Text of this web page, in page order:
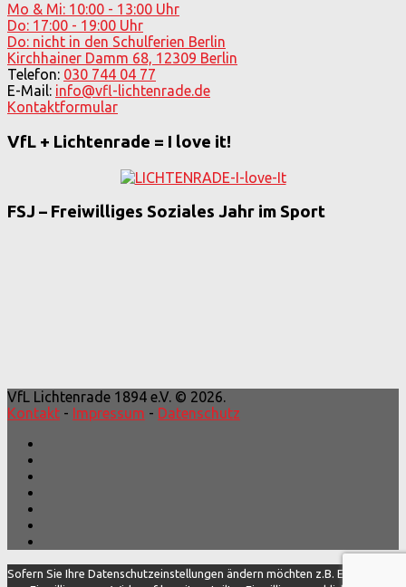
Mo & Mi: 10:00 - 13:00 Uhr
Do: 17:00 - 19:00 Uhr
Do: nicht in den Schulferien Berlin
Kirchhainer Damm 68, 12309 Berlin
Telefon: 030 744 04 77
E-Mail: info@vfl-lichtenrade.de
Kontaktformular
VfL + Lichtenrade = I love it!
FSJ – Freiwilliges Soziales Jahr im Sport
VfL Lichtenrade 1894 e.V. © 2026.
Kontakt - Impressum - Datenschutz
Sofern Sie Ihre Datenschutzeinstellungen ändern möchten z.B. Erteilung